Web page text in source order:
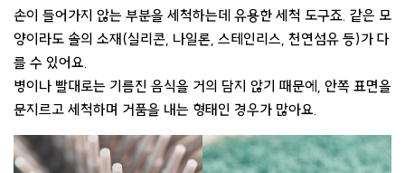
손이 들어가지 않는 부분을 세척하는데 유용한 세척 도구죠. 같은 모
양이라도 솔의 소재(실리콘, 나일론, 스테인리스, 천연섬유 등)가 다
를 수 있어요.
병이나 빨대로는 기름진 음식을 거의 담지 않기 때문에, 안쪽 표면을
문지르고 세척하며 거품을 내는 형태인 경우가 많아요.